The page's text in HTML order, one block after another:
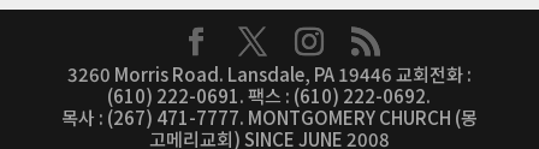
3260 Morris Road. Lansdale, PA 19446 교회전화 :
(610) 222-0691. 팩스 : (610) 222-0692.
목사 : (267) 471-7777. MONTGOMERY CHURCH (몽
고메리교회) SINCE JUNE 2008